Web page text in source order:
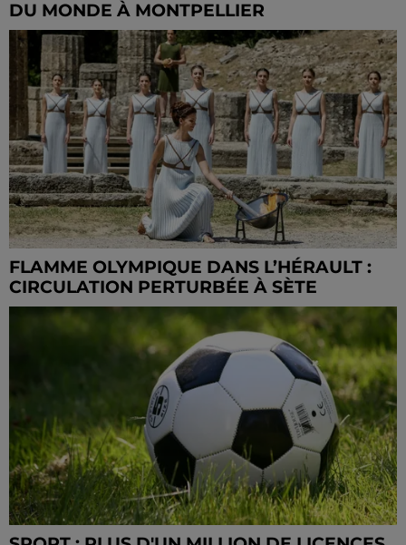
DU MONDE À MONTPELLIER
FLAMME OLYMPIQUE DANS L’HÉRAULT :
CIRCULATION PERTURBÉE À SÈTE